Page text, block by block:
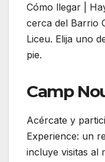
Cómo llegar |
cerca del Barrio
Liceu. Elija uno
pie.
Camp
Acércate y
Experience: un
incluye visitas al